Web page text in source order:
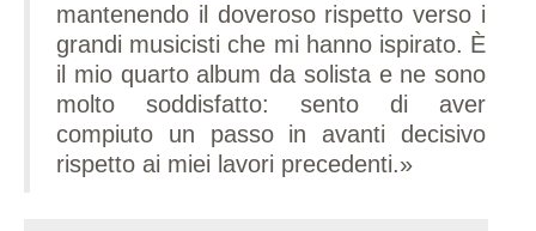
mantenendo il doveroso rispetto verso i
grandi musicisti che mi hanno ispirato. È
il mio quarto album da solista e ne sono
molto soddisfatto: sento di aver
compiuto un passo in avanti decisivo
rispetto ai miei lavori precedenti.»